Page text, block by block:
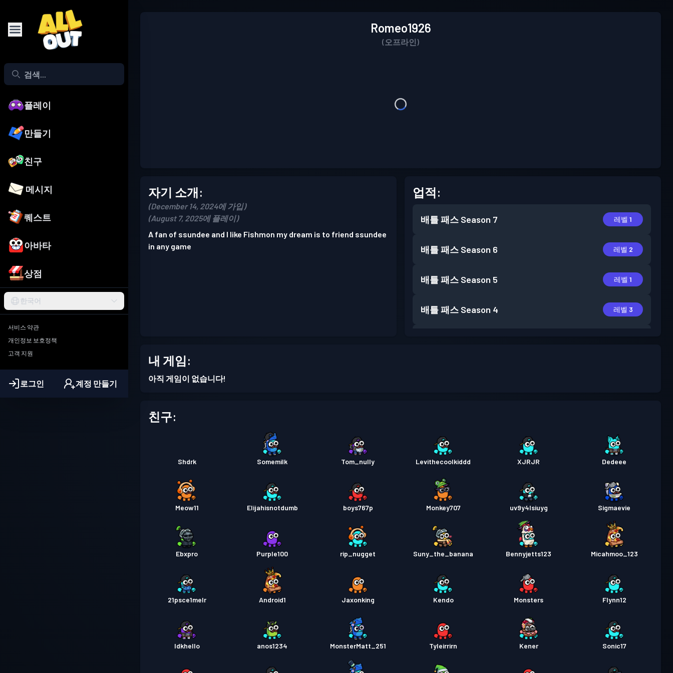
플레이
만들기
친구
메시지
퀘스트
아바타
상점
한국어
서비스 약관
개인정보 보호정책
고객 지원
로그인 계정 만들기
Romeo1926
(오프라인)
자기 소개:
(December 14, 2024에 가입)
(August 7, 2025에 플레이)
A fan of ssundee and I like Fishmon my dream is to friend ssundee
in any game
업적:
배틀 패스 Season 7 레벨 1
배틀 패스 Season 6 레벨 2
배틀 패스 Season 5 레벨 1
배틀 패스 Season 4 레벨 3
내 게임:
아직 게임이 없습니다!
친구:
Shdrk Somemilk Tom_nully Levithecoolkiddd XJRJR Dedeee
Meow11 Elijahisnotdumb boys767p Monkey707 uv9y4lsiuyg Sigmaevie
Ebxpro Purple100 rip_nugget Suny_the_banana Bennyjetts123 Micahmoo_123
21psce1melr Android1 Jaxonking Kendo Monsters Flynn12
Idkhello anos1234 MonsterMatt_251 Tyleirrirn Kener Sonic17